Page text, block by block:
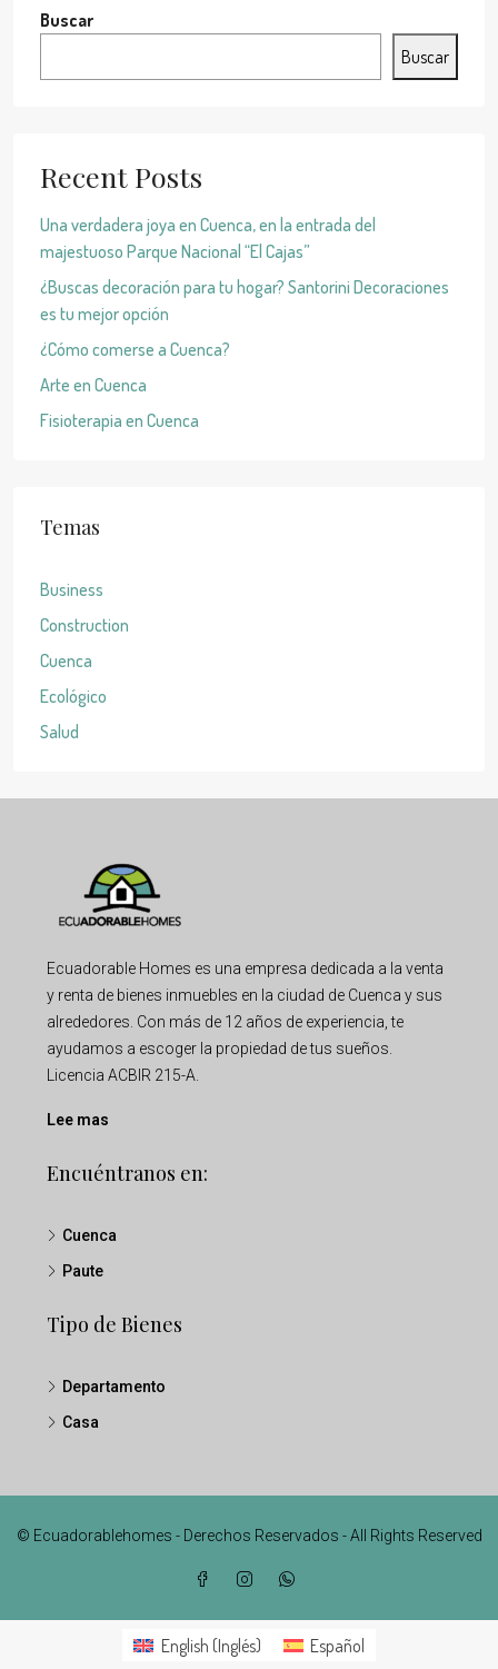
Buscar
Buscar
Recent Posts
Una verdadera joya en Cuenca, en la entrada del
majestuoso Parque Nacional “El Cajas”
¿Buscas decoración para tu hogar? Santorini Decoraciones
es tu mejor opción
¿Cómo comerse a Cuenca?
Arte en Cuenca
Fisioterapia en Cuenca
Temas
Business
Construction
Cuenca
Ecológico
Salud
Ecuadorable Homes es una empresa dedicada a la venta
y renta de bienes inmuebles en la ciudad de Cuenca y sus
alrededores. Con más de 12 años de experiencia, te
ayudamos a escoger la propiedad de tus sueños.
Licencia ACBIR 215-A.
Lee mas
Encuéntranos en:
Cuenca
Paute
Tipo de Bienes
Departamento
Casa
© Ecuadorablehomes - Derechos Reservados - All Rights Reserved
English (Inglés) Español